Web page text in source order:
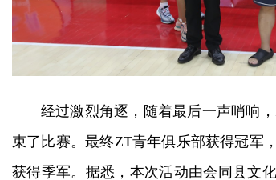
经过激烈角逐，随着最后一声哨响
束了比赛。最终ZT青年俱乐部获得冠军
获得季军。据悉，本次活动由会同县文